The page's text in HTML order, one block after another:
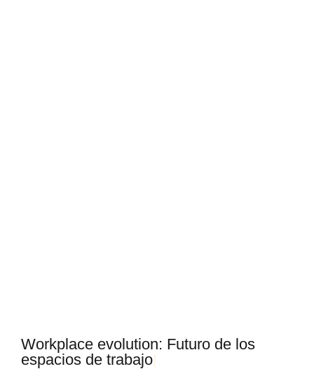
Workplace evolution: Futuro de los
espacios de trabajo